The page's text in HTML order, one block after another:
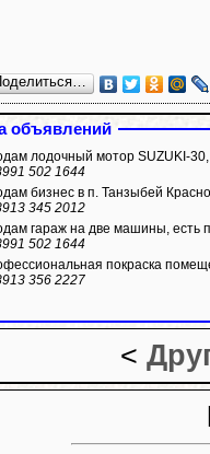
объявлений
лодочный мотор SUZUKI-
502 1644
бизнес в п. Танзыбей
345 2012
гараж на две машины, есть
502 1644
покраска
356 2227
<